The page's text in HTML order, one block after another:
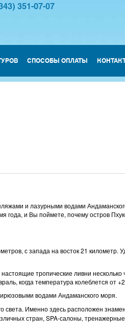
351-07-07
СПОСОБЫ ОПЛАТЫ
и лазурными водами
года, и Вы поймете, почему остров
с запада на восток 21 километр.
тропические ливни несколько
когда температура колеблется от
водами Андаманского моря.
Именно здесь расположен
стран, SPA-салоны,